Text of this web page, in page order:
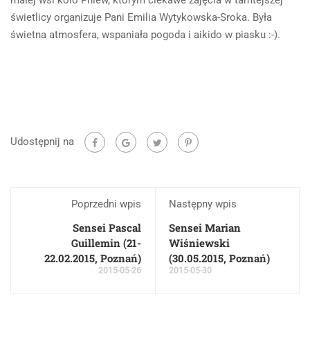
świetlicy organizuje Pani Emilia Wytykowska-Sroka. Była
świetna atmosfera, wspaniała pogoda i aikido w piasku :-).
Udostępnij na
Poprzedni wpis
Sensei Pascal
Guillemin (21-
22.02.2015, Poznań)
2015-05-26
Następny wpis
Sensei Marian
Wiśniewski
(30.05.2015, Poznań)
2015-05-30